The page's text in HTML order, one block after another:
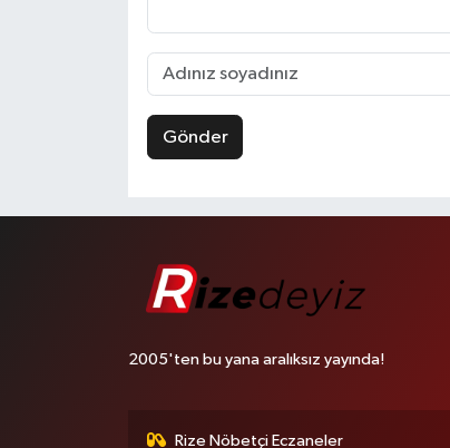
Gönder
2005'ten bu yana aralıksız yayında!
Rize Nöbetçi Eczaneler